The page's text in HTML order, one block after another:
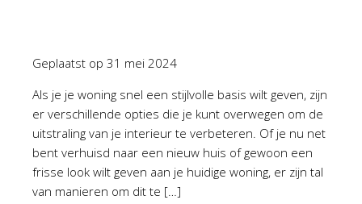
Geplaatst op 31 mei 2024
Als je je woning snel een stijlvolle basis wilt geven, zijn
er verschillende opties die je kunt overwegen om de
uitstraling van je interieur te verbeteren. Of je nu net
bent verhuisd naar een nieuw huis of gewoon een
frisse look wilt geven aan je huidige woning, er zijn tal
van manieren om dit te […]